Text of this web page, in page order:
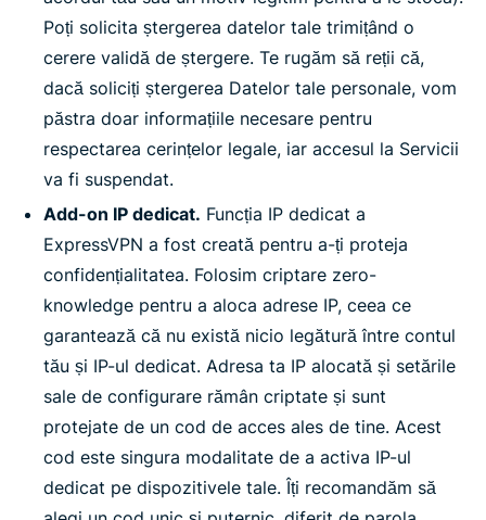
Poți solicita ștergerea datelor tale trimițând o
cerere validă de ștergere. Te rugăm să reții că,
dacă soliciți ștergerea Datelor tale personale, vom
păstra doar informațiile necesare pentru
respectarea cerințelor legale, iar accesul la Servicii
va fi suspendat.
Add-on IP dedicat. Funcția IP dedicat a
ExpressVPN a fost creată pentru a-ți proteja
confidențialitatea. Folosim criptare zero-
knowledge pentru a aloca adrese IP, ceea ce
garantează că nu există nicio legătură între contul
tău și IP-ul dedicat. Adresa ta IP alocată și setările
sale de configurare rămân criptate și sunt
protejate de un cod de acces ales de tine. Acest
cod este singura modalitate de a activa IP-ul
dedicat pe dispozitivele tale. Îți recomandăm să